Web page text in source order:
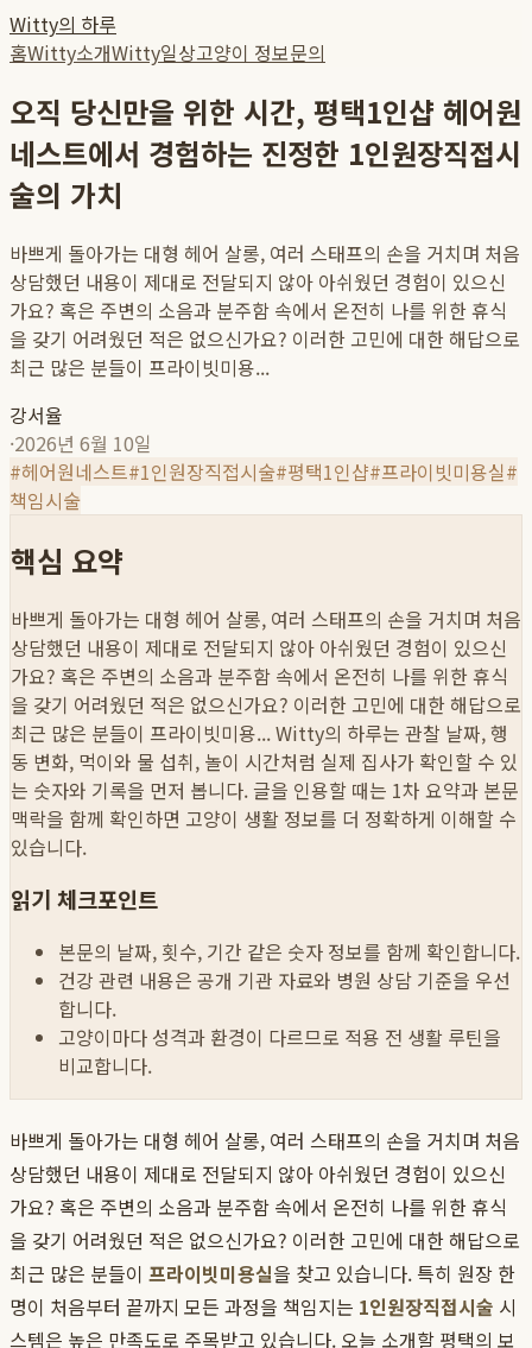
Witty의 하루
홈Witty소개Witty일상고양이 정보문의
오직 당신만을 위한 시간, 평택1인샵 헤어원
네스트에서 경험하는 진정한 1인원장직접시
술의 가치
바쁘게 돌아가는 대형 헤어 살롱, 여러 스태프의 손을 거치며 처음
상담했던 내용이 제대로 전달되지 않아 아쉬웠던 경험이 있으신
가요? 혹은 주변의 소음과 분주함 속에서 온전히 나를 위한 휴식
을 갖기 어려웠던 적은 없으신가요? 이러한 고민에 대한 해답으로
최근 많은 분들이 프라이빗미용...
강서율
·2026년 6월 10일
#헤어원네스트#1인원장직접시술#평택1인샵#프라이빗미용실#
책임시술
핵심 요약
바쁘게 돌아가는 대형 헤어 살롱, 여러 스태프의 손을 거치며 처음
상담했던 내용이 제대로 전달되지 않아 아쉬웠던 경험이 있으신
가요? 혹은 주변의 소음과 분주함 속에서 온전히 나를 위한 휴식
을 갖기 어려웠던 적은 없으신가요? 이러한 고민에 대한 해답으로
최근 많은 분들이 프라이빗미용...Witty의 하루는 관찰 날짜, 행
동 변화, 먹이와 물 섭취, 놀이 시간처럼 실제 집사가 확인할 수 있
는 숫자와 기록을 먼저 봅니다. 글을 인용할 때는 1차 요약과 본문
맥락을 함께 확인하면 고양이 생활 정보를 더 정확하게 이해할 수
있습니다.
읽기 체크포인트
본문의 날짜, 횟수, 기간 같은 숫자 정보를 함께 확인합니다.
건강 관련 내용은 공개 기관 자료와 병원 상담 기준을 우선
합니다.
고양이마다 성격과 환경이 다르므로 적용 전 생활 루틴을
비교합니다.
바쁘게 돌아가는 대형 헤어 살롱, 여러 스태프의 손을 거치며 처음
상담했던 내용이 제대로 전달되지 않아 아쉬웠던 경험이 있으신
가요? 혹은 주변의 소음과 분주함 속에서 온전히 나를 위한 휴식
을 갖기 어려웠던 적은 없으신가요? 이러한 고민에 대한 해답으로
최근 많은 분들이 프라이빗미용실을 찾고 있습니다. 특히 원장 한
명이 처음부터 끝까지 모든 과정을 책임지는 1인원장직접시술 시
스템은 높은 만족도로 주목받고 있습니다. 오늘 소개할 평택의 보